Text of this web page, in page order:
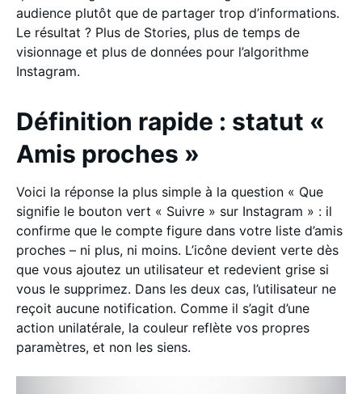
audience plutôt que de partager trop d’informations.
Le résultat ? Plus de Stories, plus de temps de
visionnage et plus de données pour l’algorithme
Instagram.
Définition rapide : statut «
Amis proches »
Voici la réponse la plus simple à la question « Que
signifie le bouton vert « Suivre » sur Instagram » : il
confirme que le compte figure dans votre liste d’amis
proches – ni plus, ni moins. L’icône devient verte dès
que vous ajoutez un utilisateur et redevient grise si
vous le supprimez. Dans les deux cas, l’utilisateur ne
reçoit aucune notification. Comme il s’agit d’une
action unilatérale, la couleur reflète vos propres
paramètres, et non les siens.